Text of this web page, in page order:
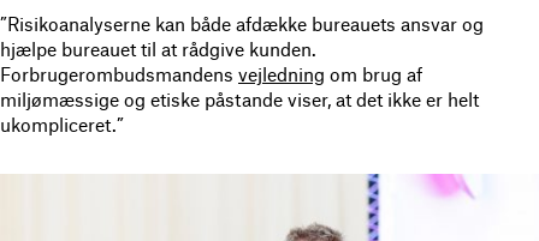
”Risikoanalyserne kan både afdække bureauets ansvar og
hjælpe bureauet til at rådgive kunden.
Forbrugerombudsmandens vejledning om brug af
miljømæssige og etiske påstande viser, at det ikke er helt
ukompliceret.”